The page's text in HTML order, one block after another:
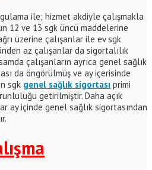
ile; hizmet akdiyle çalışmakla
12 ve 13 sgk üncü maddelerine
üzerine çalışanlar ile ev sgk
az çalışanlar da sigortalılık
çalışanların ayrıca genel sağlık
da öngörülmüş ve ay içerisinde
sgk genel sağlık sigortası primi
getirilmiştir. Daha açık
ay içinde genel sağlık sigortasından